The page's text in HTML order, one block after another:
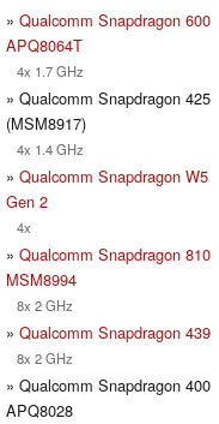
» Qualcomm Snapdragon 600
APQ8064T
4x 1.7 GHz
» Qualcomm Snapdragon 425
(MSM8917)
4x 1.4 GHz
» Qualcomm Snapdragon W5
Gen 2
4x
» Qualcomm Snapdragon 810
MSM8994
8x 2 GHz
» Qualcomm Snapdragon 439
8x 2 GHz
» Qualcomm Snapdragon 400
APQ8028